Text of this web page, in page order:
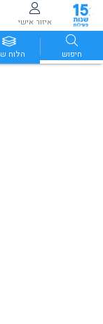
איזור אישי
חיפוש הלוח